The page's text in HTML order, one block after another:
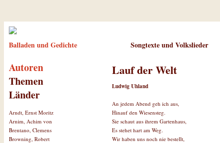
Balladen und Gedichte Songtexte und Volkslieder
Autoren
Themen
Länder
Arndt, Ernst Moritz
Arnim, Achim von
Brentano, Clemens
Browning, Robert
Lauf der Welt
Ludwig Uhland
An jedem Abend geh ich aus,
Hinauf den Wiesensteg.
Sie schaut aus ihrem Gartenhaus,
Es stehet hart am Weg.
Wir haben uns noch nie bestellt,